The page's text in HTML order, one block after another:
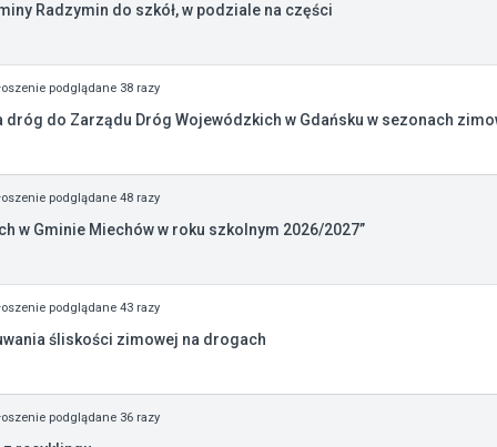
Radzymin do szkół, w podziale na części
podglądane 38 razy
do Zarządu Dróg Wojewódzkich w Gdańsku w sezonach
podglądane 48 razy
w Gminie Miechów w roku szkolnym 2026/2027”
podglądane 43 razy
śliskości zimowej na drogach
podglądane 36 razy